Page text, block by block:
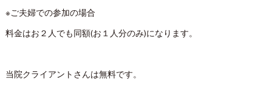
※ご夫婦での参加の場合
料金はお２人でも同額(お１人分のみ)になります。
当院クライアントさんは無料です。